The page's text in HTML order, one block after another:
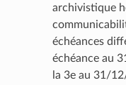
archivistique
échéances
échéance au
la 3e au 31/